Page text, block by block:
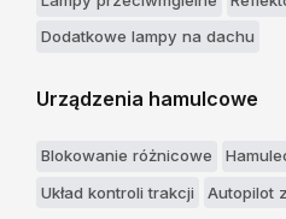
Dodatkowe lampy na dachu
Urządzenia hamulcowe
Blokowanie różnicowe
Układ kontroli trakcji
Autopilot